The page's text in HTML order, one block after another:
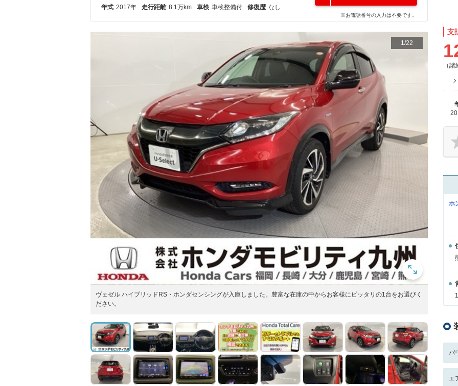
年式 2017年 走行距離 8.1万km 車検 車検整備付 修復歴 なし
※お電話番号の入力は不要です。
1/22
ヴェゼル ハイブリッドRS・ホンダセンシングが入庫しました。豊富な在庫の中からお客様にピッタリの1台をお選びく
ださい。
支
（
ホ
パ
エ